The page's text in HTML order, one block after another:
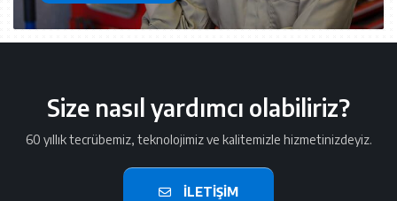
Size nasıl yardımcı olabiliriz?
60 yıllık tecrübemiz, teknolojimiz ve kalitemizle hizmetinizdeyiz.
İLETIŞIM